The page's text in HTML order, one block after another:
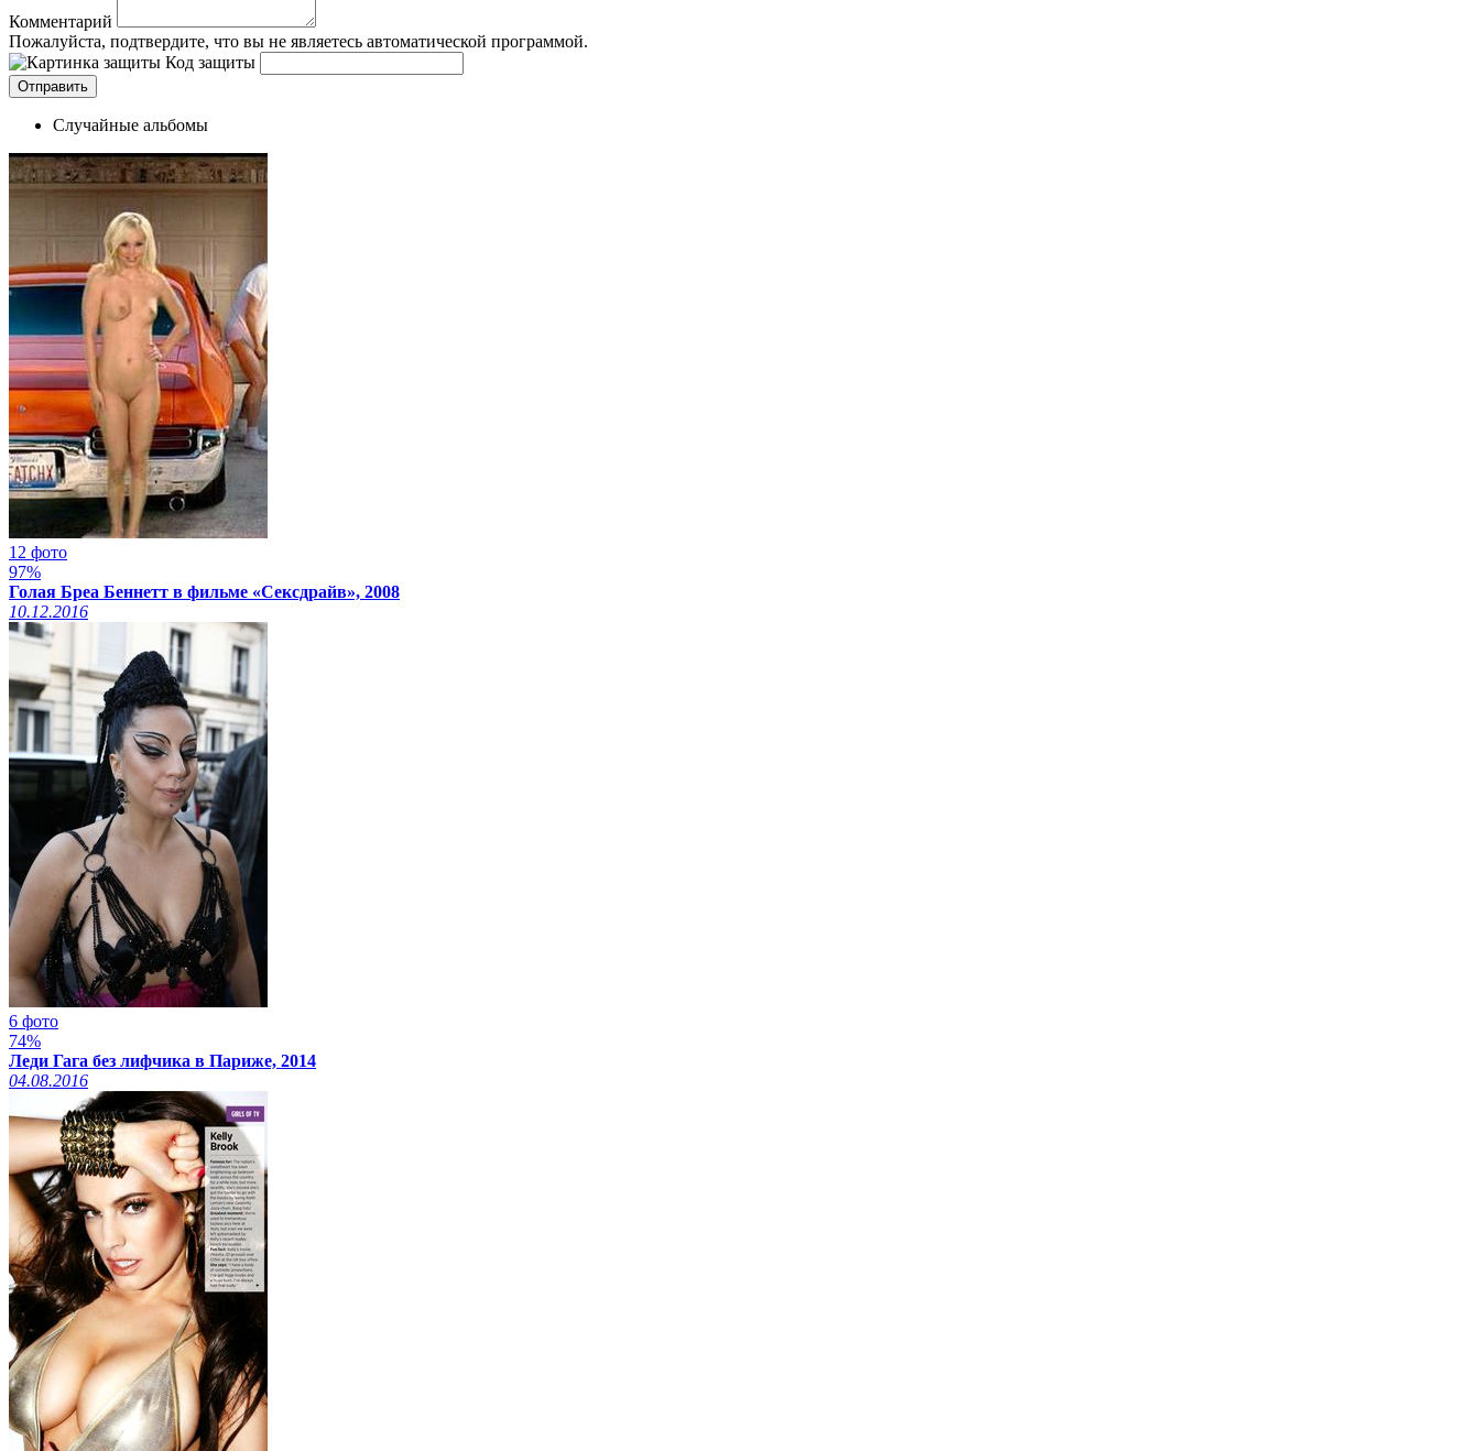
Комментарий
Пожалуйста, подтвердите, что вы не являетесь автоматической программой.
Код защиты
Случайные альбомы
12 фото
97%
Голая Бреа Беннетт в фильме «Сексдрайв», 2008
10.12.2016
6 фото
74%
Леди Гага без лифчика в Париже, 2014
04.08.2016